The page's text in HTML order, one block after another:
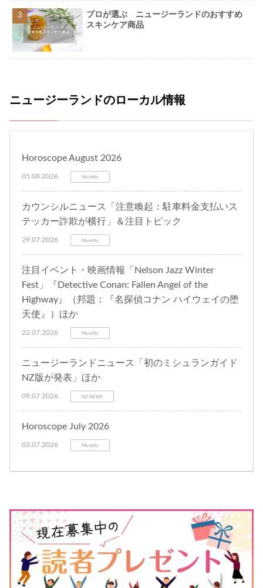
プロが選ぶ ニュージーランドのおすすめ
スキンケア商品
ニュージーランドのローカル情報
Horoscope August 2026
05.08.2026 Monthly
カウンシルニュース「注意喚起：駐車料金支払いス
テッカー詐欺が横行」＆注目トピック
29.07.2026 Monthly
注目イベント・映画情報「Nelson Jazz Winter
Fest」『Detective Conan: Fallen Angel of the
Highway』（邦題：『名探偵コナン ハイウェイの堕
天使』）ほか
22.07.2026 Monthly
ニュージーランドニュース「初のミシュランガイド
NZ版が発表」ほか
09.07.2026 NZ NEWS
Horoscope July 2026
03.07.2026 Monthly